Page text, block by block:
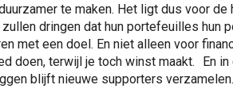
te maken. Het ligt dus voor
dringen dat hun portefeuilles hun
met een doel. En niet alleen voor
doen, terwijl je toch winst maakt. En
blijft nieuwe supporters verzamelen.